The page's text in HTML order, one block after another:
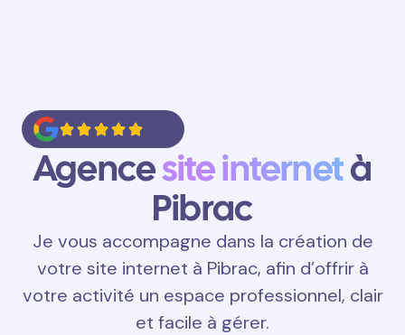
Agencesite internetà
Pibrac
Je vous accompagne dans la création de
votre site internet à Pibrac, afin d’offrir à
votre activité un espace professionnel, clair
et facile à gérer.